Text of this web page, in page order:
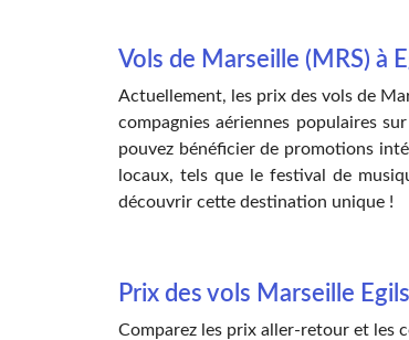
Vols de Marseille (MRS) à
Actuellement, les prix des vols de
compagnies aériennes populaires
pouvez bénéficier de promotions
locaux, tels que le festival de
découvrir cette destination unique !
Prix des vols Marseille
Comparez les prix aller-retour et les